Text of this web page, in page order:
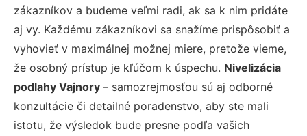
zákazníkov a budeme veľmi radi, ak sa k nim pridáte
aj vy. Každému zákazníkovi sa snažíme prispôsobiť a
vyhovieť v maximálnej možnej miere, pretože vieme,
že osobný prístup je kľúčom k úspechu. Nivelizácia
podlahy Vajnory – samozrejmosťou sú aj odborné
konzultácie či detailné poradenstvo, aby ste mali
istotu, že výsledok bude presne podľa vašich